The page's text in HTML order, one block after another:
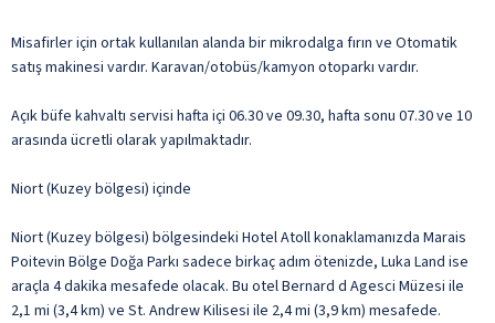
Misafirler için ortak kullanılan alanda bir mikrodalga fırın ve Otomatik
satış makinesi vardır. Karavan/otobüs/kamyon otoparkı vardır.
Açık büfe kahvaltı servisi hafta içi 06.30 ve 09.30, hafta sonu 07.30 ve 10
arasında ücretli olarak yapılmaktadır.
Niort (Kuzey bölgesi) içinde
Niort (Kuzey bölgesi) bölgesindeki Hotel Atoll konaklamanızda Marais
Poitevin Bölge Doğa Parkı sadece birkaç adım ötenizde, Luka Land ise
araçla 4 dakika mesafede olacak. Bu otel Bernard d Agesci Müzesi ile
2,1 mi (3,4 km) ve St. Andrew Kilisesi ile 2,4 mi (3,9 km) mesafede.